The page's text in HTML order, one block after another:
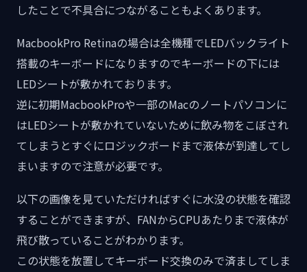
したことで不具合につながることもよくあります。
MacbookPro Retinaの場合は全機種でLEDバックライト
搭載のキーボードになりますのでキーボードの下には
LEDシートが敷かれております。
逆に初期MacbookProや一部のMacのノートパソコンに
はLEDシートが敷かれていないために飲み物をこぼされ
てしまうとすぐにロジックボードまで液体が到達してし
まいますので注意が必要です。
以下の画像を見ていただければすぐに水没の状態を確認
することができますが、FANからCPUあたりまで液体が
飛び散っていることがわかります。
この状態を放置してキーボード交換のみで済ましてしま